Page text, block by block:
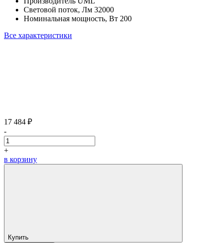
Световой поток, Лм 32000
Номинальная мощность, Вт 200
Все характеристики
17 484 ₽
-
+
в корзину
Купить